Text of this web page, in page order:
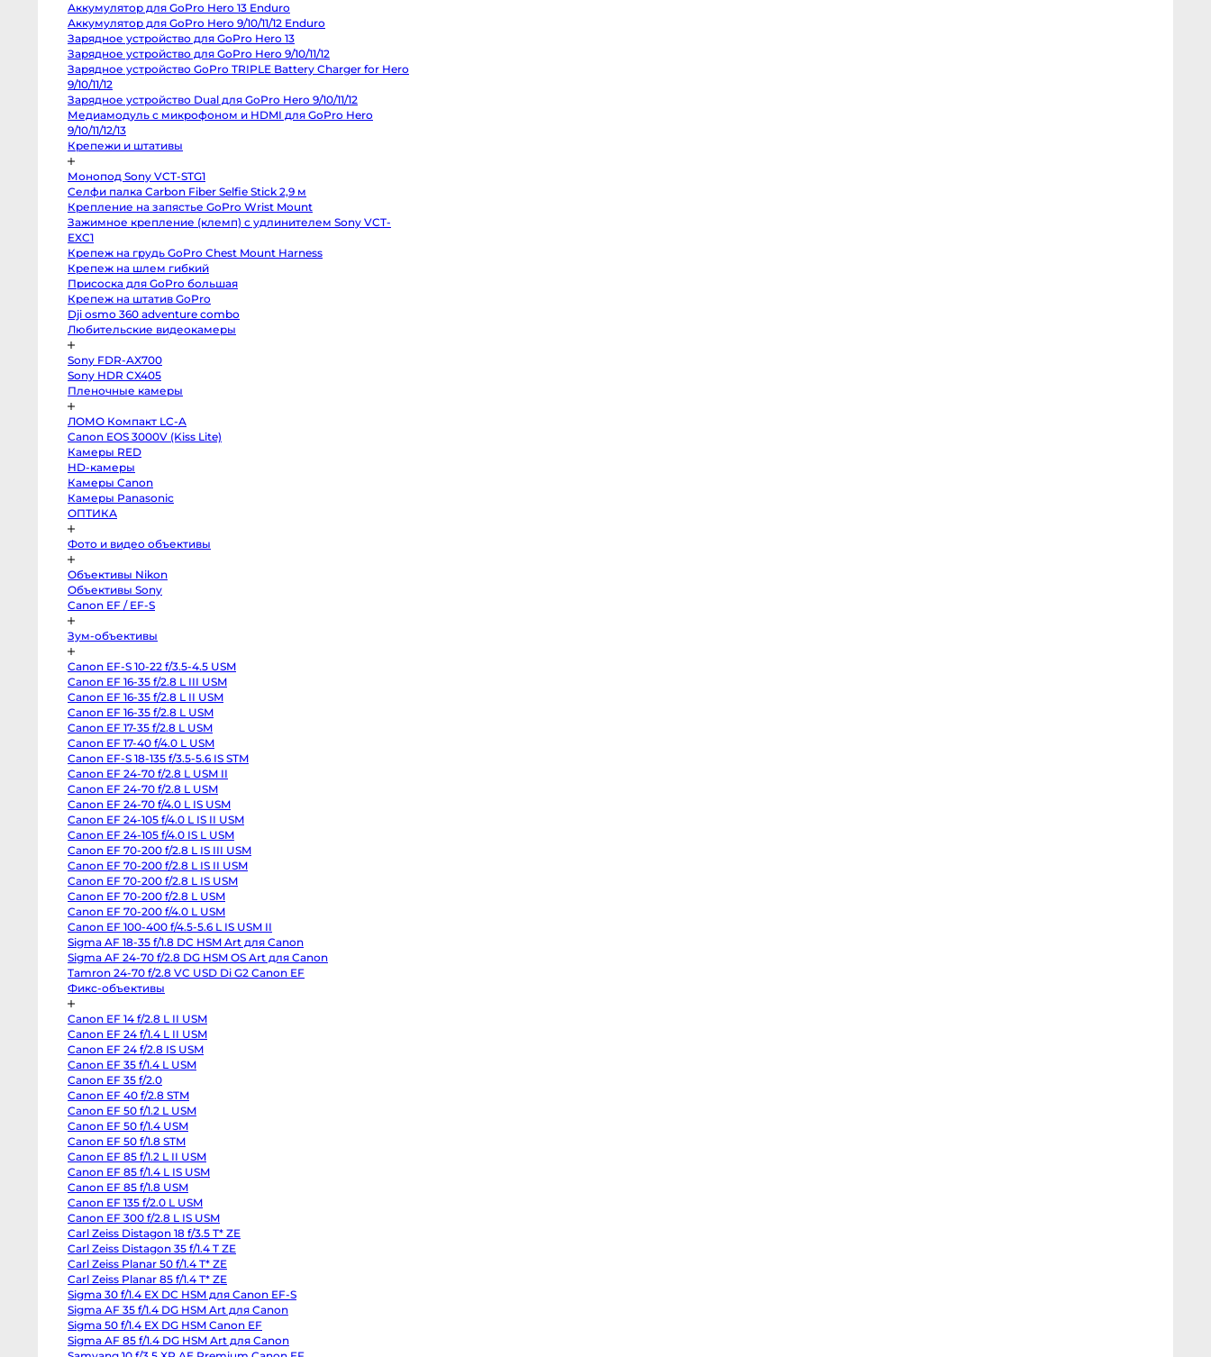
6D
Canon
650D
Nikon
D850
Nikon
D800
D750
Canon
5D
и
кинокамеры
Kinefinity
mavo
mark2
Blackmagic
Cinema
Camera
6K
FF
L-
Mount
Blackmagic
Pocket
4K
Pro
Blackmagic
Pocket
Mark
II
EF-
Mount
RED
Komodo
6K
Sony
FX3
Sony
PXW-
Z150
Sony
PXW-
Z90
Sony
FX30
Sony
PXW-
X70
Blackmagic
Pocket
Cinema
Camera
6K
Pro
PL
Sony
FX2
Sony
Экшн-
камеры
и
360
Pocket
4
Insta360
Ultra
DJI
Osmo
Pocket
4P
Vlog
Combo
GoPro
Hero
13
Black
GoPro
Hero
12
black
Аккумулятор для GoPro Hero 13 Enduro
Аккумулятор для GoPro Hero 9/10/11/12 Enduro
Зарядное устройство для GoPro Hero 13
Зарядное устройство для GoPro Hero 9/10/11/12
Зарядное устройство GoPro TRIPLE Battery Charger for
Hero 9/10/11/12
Зарядное устройство Dual для GoPro Hero 9/10/11/12
Медиамодуль с микрофоном и HDMI для GoPro Hero
9/10/11/12/13
Крепежи и штативы
Монопод Sony VCT-STG1
Селфи палка Carbon Fiber Selfie Stick 2,9 м
Крепление на запястье GoPro Wrist Mount
Зажимное крепление (клемп) с удлинителем Sony VCT-
EXC1
Крепеж на грудь GoPro Chest Mount Harness
Крепеж на шлем гибкий
Присоска для GoPro большая
Крепеж на штатив GoPro
Dji osmo 360 adventure combo
Любительские видеокамеры
Sony FDR-AX700
Sony HDR CX405
Пленочные камеры
ЛОМО Компакт LC-A
Canon EOS 3000V (Kiss Lite)
Камеры RED
HD-камеры
Камеры Canon
Камеры Panasonic
ОПТИКА
Фото и видео объективы
Объективы Nikon
Объективы Sony
Canon EF / EF-S
Зум-объективы
Canon EF-S 10-22 f/3.5-4.5 USM
Canon EF 16-35 f/2.8 L III USM
Canon EF 16-35 f/2.8 L II USM
Canon EF 16-35 f/2.8 L USM
Canon EF 17-35 f/2.8 L USM
Canon EF 17-40 f/4.0 L USM
Canon EF-S 18-135 f/3.5-5.6 IS STM
Canon EF 24-70 f/2.8 L USM II
Canon EF 24-70 f/2.8 L USM
Canon EF 24-70 f/4.0 L IS USM
Canon EF 24-105 f/4.0 L IS II USM
Canon EF 24-105 f/4.0 IS L USM
Canon EF 70-200 f/2.8 L IS III USM
Canon EF 70-200 f/2.8 L IS II USM
Canon EF 70-200 f/2.8 L IS USM
Canon EF 70-200 f/2.8 L USM
Canon EF 70-200 f/4.0 L USM
Canon EF 100-400 f/4.5-5.6 L IS USM II
Sigma AF 18-35 f/1.8 DC HSM Art для Canon
Sigma AF 24-70 f/2.8 DG HSM OS Art для Canon
Tamron 24-70 f/2.8 VC USD Di G2 Canon EF
Фикс-объективы
Canon EF 14 f/2.8 L II USM
Canon EF 24 f/1.4 L II USM
Canon EF 24 f/2.8 IS USM
Canon EF 35 f/1.4 L USM
Canon EF 35 f/2.0
Canon EF 40 f/2.8 STM
Canon EF 50 f/1.2 L USM
Canon EF 50 f/1.4 USM
Canon EF 50 f/1.8 STM
Canon EF 85 f/1.2 L II USM
Canon EF 85 f/1.4 L IS USM
Canon EF 85 f/1.8 USM
Canon EF 135 f/2.0 L USM
Canon EF 300 f/2.8 L IS USM
Carl Zeiss Distagon 18 f/3.5 T* ZE
Carl Zeiss Distagon 35 f/1.4 T ZE
Carl Zeiss Planar 50 f/1.4 T* ZE
Carl Zeiss Planar 85 f/1.4 T* ZE
Sigma 30 f/1.4 EX DC HSM для Canon EF-S
Sigma AF 35 f/1.4 DG HSM Art для Canon
Sigma 50 f/1.4 EX DG HSM Canon EF
Sigma AF 85 f/1.4 DG HSM Art для Canon